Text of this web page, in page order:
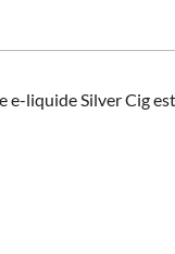
e-liquide Silver Cig